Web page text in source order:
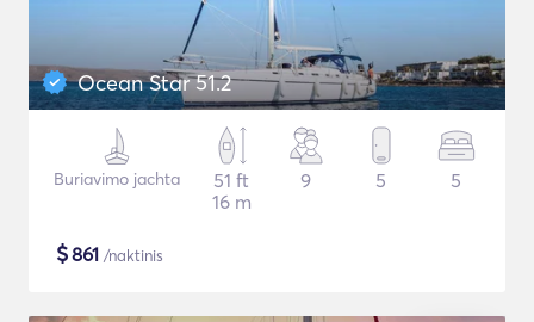
Ocean Star 51.2
Buriavimo jachta
51 ft
16 m
9 5 5
$861 /naktinis